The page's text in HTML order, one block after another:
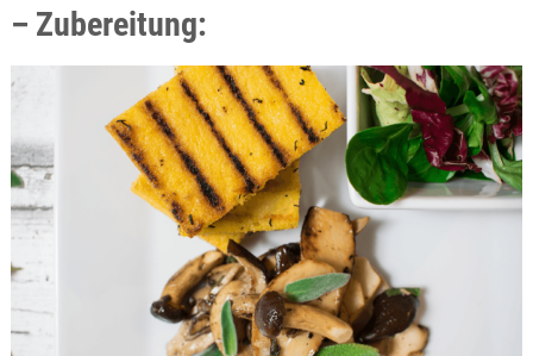
– Zubereitung: